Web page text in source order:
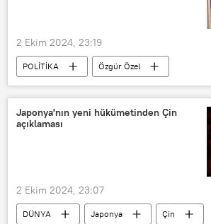
2 Ekim 2024, 23:19
POLİTİKA
Özgür Özel
Kemal Kılıçdaroğlu
CHP
cumhurbaşkanı adayı
Beşar Esad
Recep Tayyip Erdoğan
Japonya'nın yeni hükümetinden Çin
açıklaması
2 Ekim 2024, 23:07
DÜNYA Japonya
Çin